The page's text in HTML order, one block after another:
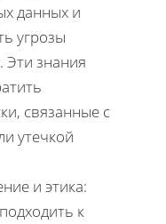
данных и
угрозы
Эти знания
связанные с
утечкой
и этика:
к